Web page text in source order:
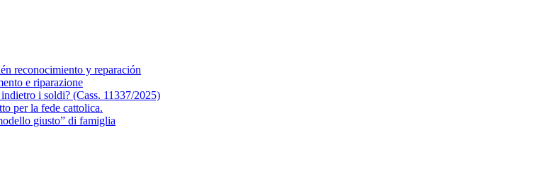
reconocimiento y reparación
e riparazione
i soldi? (Cass. 11337/2025)
per la fede cattolica.
giusto” di famiglia